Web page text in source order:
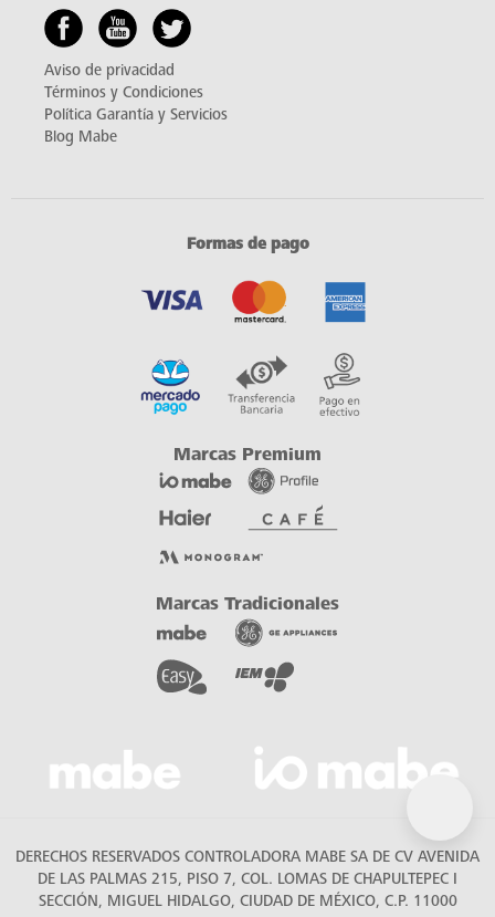
Aviso de privacidad
Términos y Condiciones
Política Garantía y Servicios
Blog Mabe
Formas de pago
DERECHOS RESERVADOS CONTROLADORA MABE SA DE CV AVENIDA
DE LAS PALMAS 215, PISO 7, COL. LOMAS DE CHAPULTEPEC I
SECCIÓN, MIGUEL HIDALGO, CIUDAD DE MÉXICO, C.P. 11000